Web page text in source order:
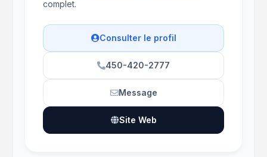
complet.
Consulter le profil
450-420-2777
Message
Site Web